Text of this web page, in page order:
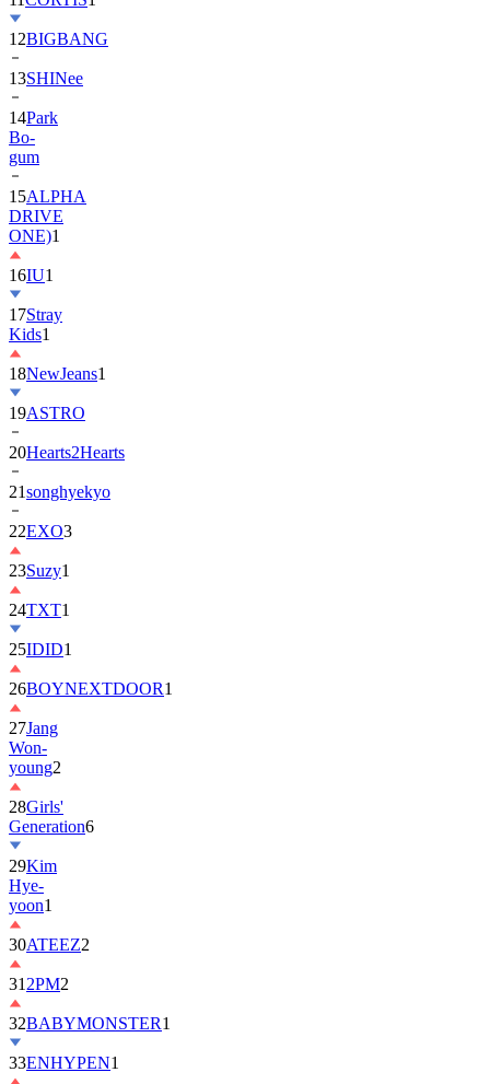
12BIGBANG
13SHINee
14Park
Bo-
gum
15ALPHA
DRIVE
ONE)1
16IU1
17Stray
Kids1
18NewJeans1
19ASTRO
20Hearts2Hearts
21songhyekyo
22EXO3
23Suzy1
24TXT1
25IDID1
26BOYNEXTDOOR1
27Jang
Won-
young2
28Girls'
Generation6
29Kim
Hye-
yoon1
30ATEEZ2
31 2PM2
32BABYMONSTER1
33ENHYPEN1